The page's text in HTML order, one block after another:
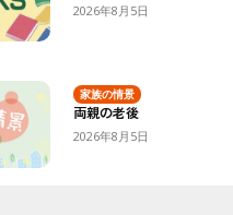
2026年8月5日
家族の情景
両親の老後
2026年8月5日